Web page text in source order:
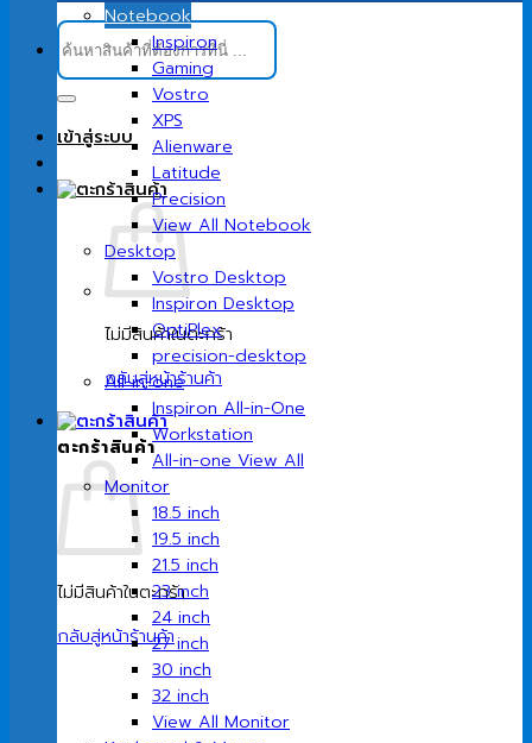
ค้นหา:
เข้าสู่ระบบ
ไม่มีสินค้าในตะกร้า
กลับสู่หน้าร้านค้า
ตะกร้าสินค้า
ไม่มีสินค้าในตะกร้า
กลับสู่หน้าร้านค้า
Notebook
Inspiron
Gaming
Vostro
XPS
Alienware
Latitude
Precision
View All Notebook
Desktop
Vostro Desktop
Inspiron Desktop
OptiPlex
precision-desktop
All-in-one
Inspiron All-in-One
Workstation
All-in-one View All
Monitor
18.5 inch
19.5 inch
21.5 inch
23 inch
24 inch
27 inch
30 inch
32 inch
View All Monitor